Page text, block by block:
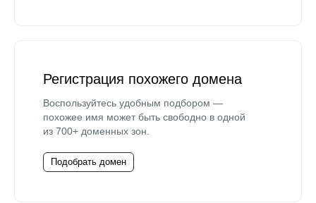
Регистрация похожего домена
Воспользуйтесь удобным подбором —
похожее имя может быть свободно в одной
из 700+ доменных зон.
Подобрать домен